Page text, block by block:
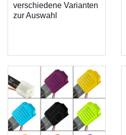
verschiedene Varianten
zur Auswahl